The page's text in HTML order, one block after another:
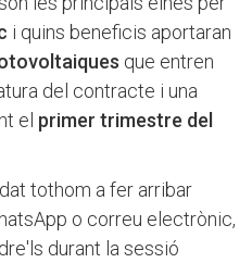
i quins beneficis aportaran
que entren
del contracte i una
el primer trimestre del
tothom a fer arribar
o correu electrònic,
durant la sessió